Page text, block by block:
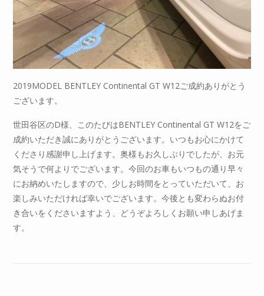
2019MODEL BENTLEY Continental GT W12ご成約ありがとう
ございます。
世田谷区のD様、このたびはBENTLEY Continental GT W12をご
成約いただき誠にありがとうございます。いつもお心にかけて
くださり感謝申し上げます。奥様もお久しぶりでしたが、お元
気そうで何よりでございます。今回のお車もいつもの通り早々
にお納めいたしますので、少しお時間をとっていただいて、お
楽しみいただければ幸いでございます。今後とも変わらぬお付
き合いをくださいますよう、どうぞよろしくお願い申しあげま
す。